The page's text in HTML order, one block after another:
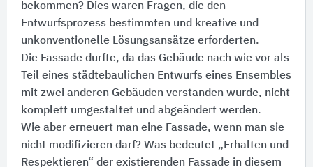
bekommen? Dies waren Fragen, die den
Entwurfsprozess bestimmten und kreative und
unkonventionelle Lösungsansätze erforderten.
Die Fassade durfte, da das Gebäude nach wie vor als
Teil eines städtebaulichen Entwurfs eines Ensembles
mit zwei anderen Gebäuden verstanden wurde, nicht
komplett umgestaltet und abgeändert werden.
Wie aber erneuert man eine Fassade, wenn man sie
nicht modifizieren darf? Was bedeutet „Erhalten und
Respektieren“ der existierenden Fassade in diesem